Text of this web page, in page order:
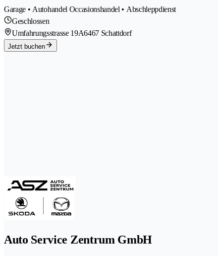
Garage • Autohandel Occasionshandel • Abschleppdienst
Geschlossen
Umfahrungsstrasse 19A6467 Schattdorf
Jetzt buchen
Auto Service Zentrum GmbH